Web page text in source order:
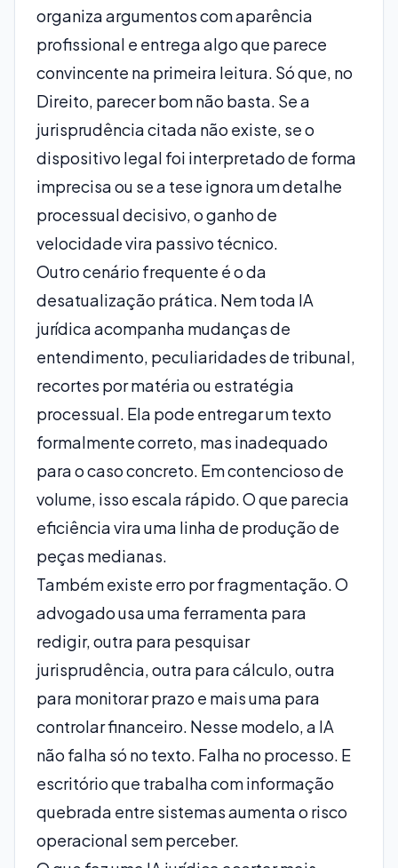
organiza argumentos com aparência
profissional e entrega algo que parece
convincente na primeira leitura. Só que, no
Direito, parecer bom não basta. Se a
jurisprudência citada não existe, se o
dispositivo legal foi interpretado de forma
imprecisa ou se a tese ignora um detalhe
processual decisivo, o ganho de
velocidade vira passivo técnico.
Outro cenário frequente é o da
desatualização prática. Nem toda IA
jurídica acompanha mudanças de
entendimento, peculiaridades de tribunal,
recortes por matéria ou estratégia
processual. Ela pode entregar um texto
formalmente correto, mas inadequado
para o caso concreto. Em contencioso de
volume, isso escala rápido. O que parecia
eficiência vira uma linha de produção de
peças medianas.
Também existe erro por fragmentação. O
advogado usa uma ferramenta para
redigir, outra para pesquisar
jurisprudência, outra para cálculo, outra
para monitorar prazo e mais uma para
controlar financeiro. Nesse modelo, a IA
não falha só no texto. Falha no processo. E
escritório que trabalha com informação
quebrada entre sistemas aumenta o risco
operacional sem perceber.